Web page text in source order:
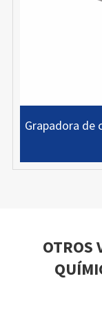
Grapadora de
OTROS